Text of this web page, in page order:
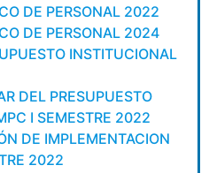
DE PERSONAL 2022
DE PERSONAL 2024
INSTITUCIONAL
DEL PRESUPUESTO
I SEMESTRE 2022
DE IMPLEMENTACION
2022